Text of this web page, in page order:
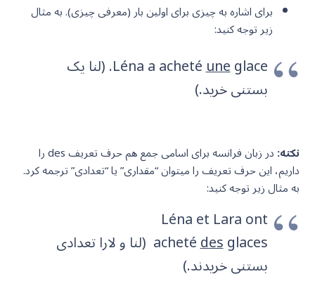
برای اشاره به چیزی برای اولین بار (معرفی چیزی). به مثال
زیر توجه کنید:
Léna a achetéune
glace. (لنا یک
بستنی خرید.)
نکته: در زبان فرانسه برای اسامی جمع هم حرف تعریف des را
داریم، این حرف تعریف را میتوان “مقداری” یا “تعدادی” ترجمه کرد.
به مثال زیر توجه کنید:
Léna et Lara ont
achetédes
glaces (لنا و لارا تعدادی
بستنی خریدند.)